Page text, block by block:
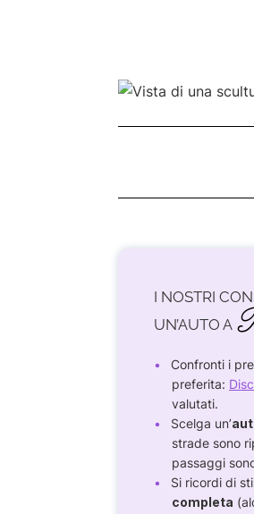
I NOSTRI
UN’AUTO A
Confronti i
preferita:
valutati.
Scelga un’
strade sono
passaggi
Si ricordi di
completa